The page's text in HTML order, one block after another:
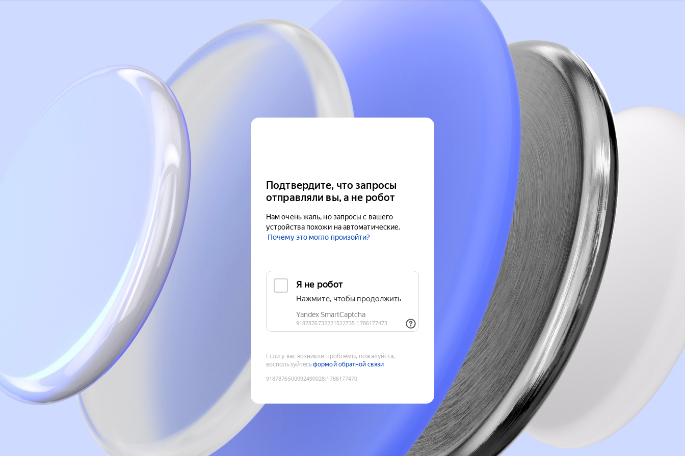
Подтвердите, что запросы
отправляли вы, а не робот
Нам очень жаль, но запросы с вашего
устройства похожи на автоматические.
Почему это могло произойти?
Если у вас возникли проблемы, пожалуйста,
воспользуйтесьформой обратной связи
9187876500092490028:1786177470